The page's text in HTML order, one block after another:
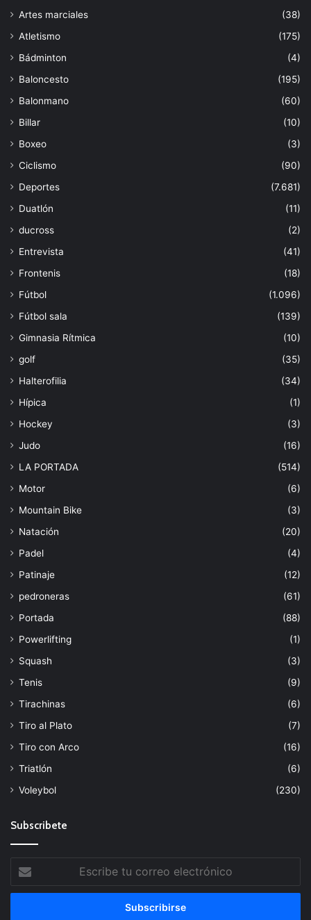
Artes marciales
(38)
Atletismo
(175)
Bádminton
(4)
Baloncesto
(195)
Balonmano
(60)
Billar
(10)
Boxeo
(3)
Ciclismo
(90)
Deportes
(7.681)
Duatlón
(11)
ducross
(2)
Entrevista
(41)
Frontenis
(18)
Fútbol
(1.096)
Fútbol sala
(139)
Gimnasia Rítmica
(10)
golf
(35)
Halterofilia
(34)
Hípica
(1)
Hockey
(3)
Judo
(16)
LA PORTADA
(514)
Motor
(6)
Mountain Bike
(3)
Natación
(20)
Padel
(4)
Patinaje
(12)
pedroneras
(61)
Portada
(88)
Powerlifting
(1)
Squash
(3)
Tenis
(9)
Tirachinas
(6)
Tiro al Plato
(7)
Tiro con Arco
(16)
Triatlón
(6)
Voleybol
(230)
Subscribete
tu
correo